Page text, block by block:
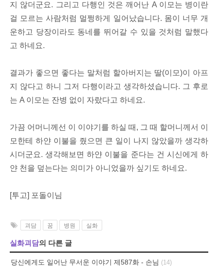
지 않더군요. 그리고 다행인 것은 깨어난 A 이모는 병이란
걸 모르는 사람처럼 멀쩡하게 일어났습니다. 몸이 너무 개
운하고 당장이라도 동네를 뛰어갈 수 있을 것처럼 말했다
고 하네요.
결과가 좋으면 좋다는 말처럼 할아버지는 딸(이모)이 아프
지 않다고 하니 그저 다행이라고 생각하셨습니다. 그 후로
는 A 이모는 잔병 없이 자랐다고 하네요.
가끔 어머니께선 이 이야기를 하실 때, 그 때 할머니께서 이
모한테 하얀 이불을 줬으면 큰 일이 나지 않았을까 생각하
시더군요. 생각해보면 하얀 이불을 준다는 건 시신에게 하
얀 천을 덮는다는 의미가 아니었을까 싶기도 하네요.
[투고] 포돌이님
괴담 꿈 병원 실화
실화괴담의 다른 글
당신에게도 일어난 무서운 이야기 제587화 - 손님 (14)